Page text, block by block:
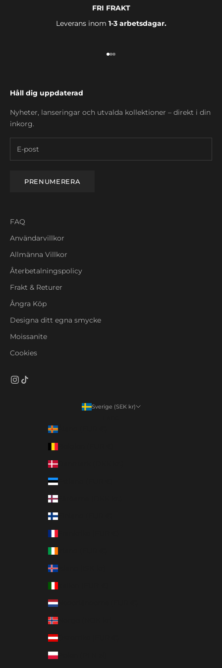
FRI FRAKT
Leverans inom 1-3 arbetsdagar.
Gå till 1
Gå till 2
Gå till 3
Håll dig uppdaterad
Nyheter, lanseringar och utvalda kollektioner – direkt i din
inkorg.
PRENUMERERA
FAQ
Användarvillkor
Allmänna Villkor
Återbetalningspolicy
Frakt & Returer
Ångra Köp
Designa ditt egna smycke
Moissanite
Cookies
Sverige (SEK kr)